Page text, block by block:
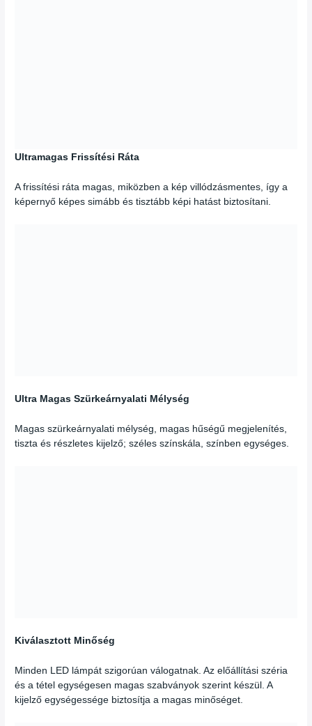
Ultramagas Frissítési Ráta
A frissítési ráta magas, miközben a kép villódzásmentes, így a
képernyő képes simább és tisztább képi hatást biztosítani.
Ultra Magas Szürkeárnyalati Mélység
Magas szürkeárnyalati mélység, magas hűségű megjelenítés,
tiszta és részletes kijelző; széles színskála, színben egységes.
Kiválasztott Minőség
Minden LED lámpát szigorúan válogatnak. Az előállítási széria
és a tétel egységesen magas szabványok szerint készül. A
kijelző egységessége biztosítja a magas minőséget.